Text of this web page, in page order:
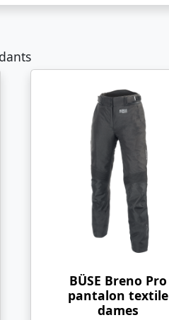
BÜSE Breno Pro
pantalon textile
dames